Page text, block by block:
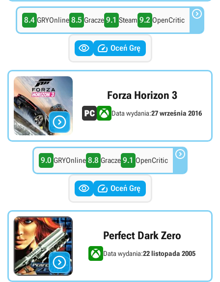
8.4 GRYOnline 8.5 Gracze 9.1 Steam 9.2 OpenCritic 
  Oceń Grę

Forza Horizon 3
Data wydania:27 września 2016
9.0 GRYOnline 8.8 Gracze 9.1 OpenCritic 
  Oceń Grę

Perfect Dark Zero
Data wydania:22 listopada 2005